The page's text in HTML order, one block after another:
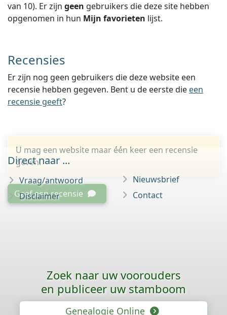
van 10). Er zijn geen gebruikers die deze site hebben
opgenomen in hun Mijn favorieten lijst.
Recensies
Er zijn nog geen gebruikers die deze website een
recensie hebben gegeven. Bent u de eerste die een
recensie geeft?
U mag een website maar één keer een recensie
geven.
Geef een recensie
Direct naar ...
Vraag/antwoord
Disclaimer
Nieuwsbrief
Contact
Zoek naar uw voorouders
en publiceer uw stamboom
Genealogie Online